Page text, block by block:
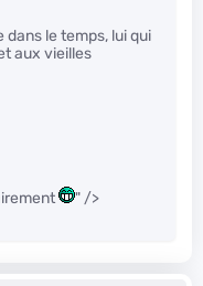
le temps, lui qui
aux vieilles
" />